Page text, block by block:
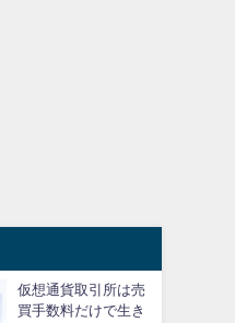
仮想通貨取引所は売
買手数料だけで生き